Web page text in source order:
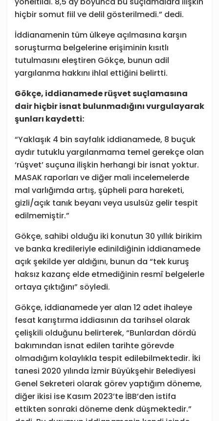
hiçbir somut fiil ve delil gösterilmedi.” dedi.
İddianamenin tüm ülkeye açılmasına karşın
soruşturma belgelerine erişiminin kısıtlı
tutulmasını eleştiren Gökçe, bunun adil
yargılanma hakkını ihlal ettiğini belirtti.
Gökçe, iddianamede rüşvet suçlamasına
dair hiçbir isnat bulunmadığını vurgulayarak
şunları kaydetti:
“Yaklaşık 4 bin sayfalık iddianamede, 8 buçuk
aydır tutuklu yargılanmama temel gerekçe olan
‘rüşvet’ suçuna ilişkin herhangi bir isnat yoktur.
MASAK raporları ve diğer mali incelemelerde
mal varlığımda artış, şüpheli para hareketi,
gizli/açık tanık beyanı veya usulsüz gelir tespit
edilmemiştir.”
Gökçe, sahibi olduğu iki konutun 30 yıllık birikim
ve banka kredileriyle edinildiğinin iddianamede
açık şekilde yer aldığını, bunun da “tek kuruş
haksız kazanç elde etmediğinin resmî belgelerle
ortaya çıktığını” söyledi.
Gökçe, iddianamede yer alan 12 adet ihaleye
fesat karıştırma iddiasının da tarihsel olarak
çelişkili olduğunu belirterek, “Bunlardan dördü
bakımından isnat edilen tarihte görevde
olmadığım kolaylıkla tespit edilebilmektedir. İki
tanesi 2020 yılında İzmir Büyükşehir Belediyesi
Genel Sekreteri olarak görev yaptığım döneme,
diğer ikisi ise Kasım 2023’te İBB’den istifa
ettikten sonraki döneme denk düşmektedir.”